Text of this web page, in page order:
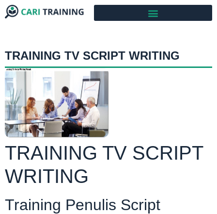
TRAINING TV SCRIPT WRITING
TRAINING TV SCRIPT
WRITING
Training Penulis Script